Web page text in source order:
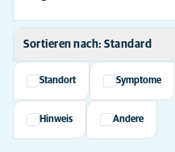
Sortieren nach: Standard
Standard
Alphabetisch
Standort Symptome
Hinweis Andere